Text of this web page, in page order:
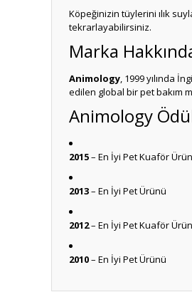
Köpeğinizin tüylerini ılık
tekrarlayabilirsiniz.
Marka
Animology, 1999 yılında
edilen global bir pet bakım
Animology
2015– En İyi Pet Kuaför
2013– En İyi Pet Ürünü
2012– En İyi Pet Kuaför
2010– En İyi Pet Ürünü